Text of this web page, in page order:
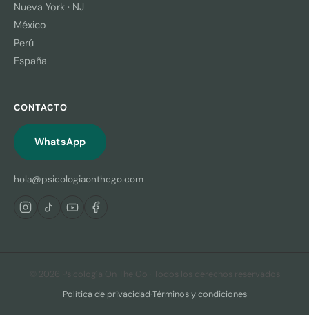
Nueva York · NJ
México
Perú
España
CONTACTO
WhatsApp
hola@psicologiaonthego.com
© 2026 Psicología On The Go · Todos los derechos reservados
Política de privacidad·Términos y condiciones